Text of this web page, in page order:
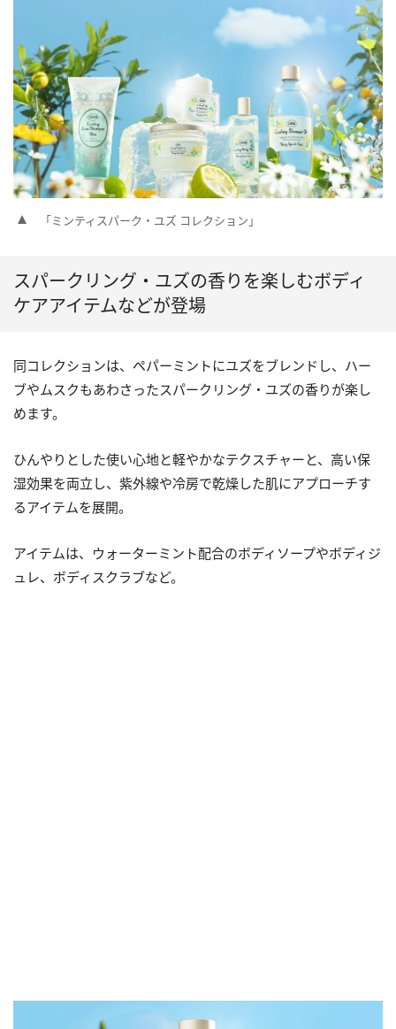
「ミンティスパーク・ユズ コレクション」
スパークリング・ユズの香りを楽しむボディ
ケアアイテムなどが登場
同コレクションは、ペパーミントにユズをブレンドし、ハー
ブやムスクもあわさったスパークリング・ユズの香りが楽し
めます。
ひんやりとした使い心地と軽やかなテクスチャーと、高い保
湿効果を両立し、紫外線や冷房で乾燥した肌にアプローチす
るアイテムを展開。
アイテムは、ウォーターミント配合のボディソープやボディジ
ュレ、ボディスクラブなど。